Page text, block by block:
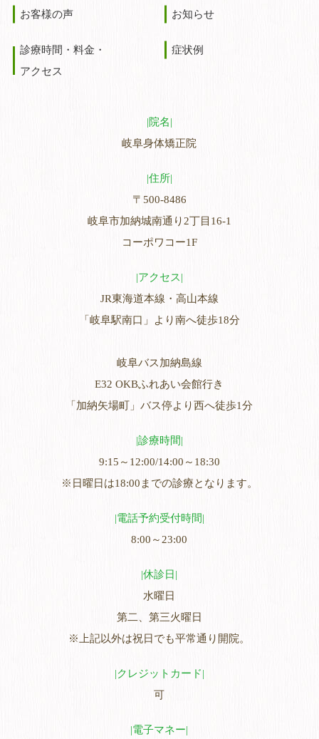
お客様の声
診療時間・料金・
アクセス
お知らせ
症状例
院名
岐阜身体矯正院
住所
〒500-8486
岐阜市加納城南通り2丁目16-1
コーポワコー1F
アクセス
JR東海道本線・高山本線
「岐阜駅南口」より南へ徒歩18分
岐阜バス加納島線
E32 OKBふれあい会館行き
「加納矢場町」バス停より西へ徒歩1分
診療時間
9:15～12:00/14:00～18:30
※日曜日は18:00までの診療となります。
電話予約受付時間
8:00～23:00
休診日
水曜日
第二、第三火曜日
※上記以外は祝日でも平常通り開院。
クレジットカード
可
電子マネー